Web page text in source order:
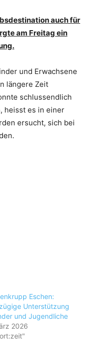
auch für
am Freitag ein
und Erwachsene
längere Zeit
schlussendlich
heisst es in einer
ersucht, sich bei
Eschen:
Unterstützung
und Jugendliche
2026